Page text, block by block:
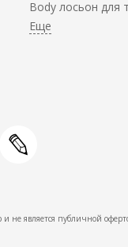
Body лосьон для
является публичной